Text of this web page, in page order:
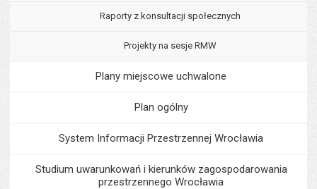
Raporty z konsultacji społecznych
Projekty na sesje RMW
Plany miejscowe uchwalone
Plan ogólny
System Informacji Przestrzennej Wrocławia
Studium uwarunkowań i kierunków zagospodarowania
przestrzennego Wrocławia